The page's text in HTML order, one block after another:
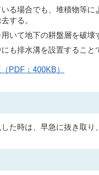
る場合でも、堆積物等
する。
いて地下の耕盤層を破壊
も排水溝を設置すること
PDF：400KB）
た時は、早急に抜き取り